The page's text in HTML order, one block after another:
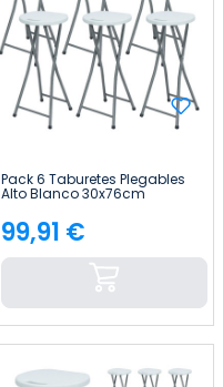
Pack 6 Taburetes Plegables
Alto Blanco 30x76cm
Precio
99,91 €